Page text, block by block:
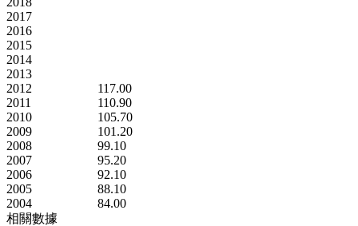
2017
2016
2015
2014
2013
2012
117.00
2011
110.90
2010
105.70
2009
101.20
2008
99.10
2007
95.20
2006
92.10
2005
88.10
2004
84.00
相關數據